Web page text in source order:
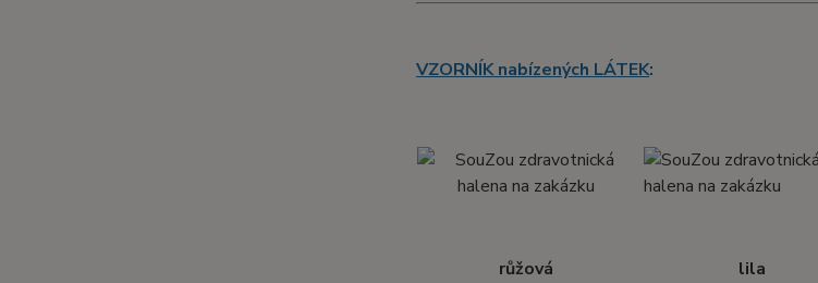
VZORNÍK nabízených LÁTEK:
růžová lila